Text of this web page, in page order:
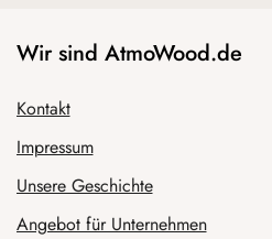
Wir sind AtmoWood.de
Kontakt
Impressum
Unsere Geschichte
Angebot für Unternehmen